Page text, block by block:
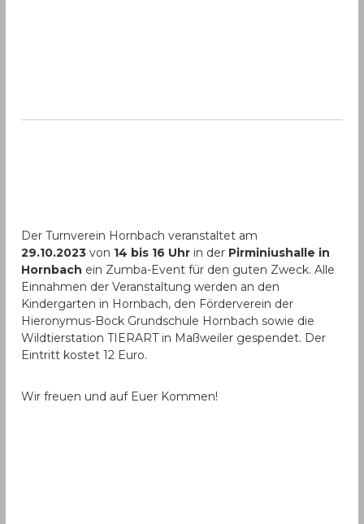
Der Turnverein Hornbach veranstaltet am
29.10.2023 von 14 bis 16 Uhr in der Pirminiushalle in
Hornbach ein Zumba-Event für den guten Zweck. Alle
Einnahmen der Veranstaltung werden an den
Kindergarten in Hornbach, den Förderverein der
Hieronymus-Bock Grundschule Hornbach sowie die
Wildtierstation TIERART in Maßweiler gespendet. Der
Eintritt kostet 12 Euro.
Wir freuen und auf Euer Kommen!